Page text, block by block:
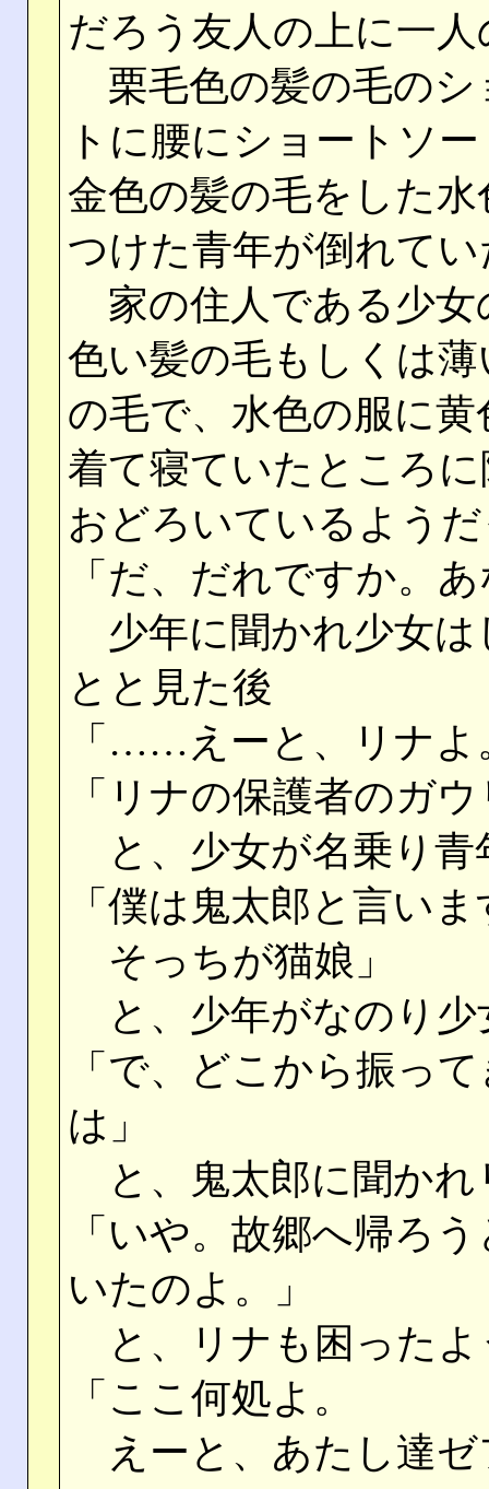
だろう友人の上に一
栗毛色の髪の毛のシ
トに腰にショートソ
金色の髪の毛をした
つけた青年が倒れてい
家の住人である少女
色い髪の毛もしくは
の毛で、水色の服に
着て寝ていたところ
おどろいているよう
「だ、だれですか。
少年に聞かれ少女は
とと見た後
「……えーと、リナよ
「リナの保護者のガ
と、少女が名乗り青
「僕は鬼太郎と言い
そっちが猫娘」
と、少年がなのり少
「で、どこから振っ
は」
と、鬼太郎に聞かれ
「いや。故郷へ帰ろ
いたのよ。」
と、リナも困ったよ
「ここ何処よ。
えーと、あたし達ゼ